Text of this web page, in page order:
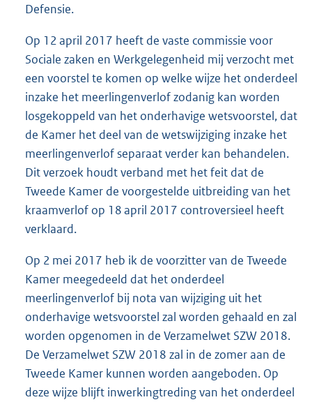
Defensie.
Op 12 april 2017 heeft de vaste commissie voor
Sociale zaken en Werkgelegenheid mij verzocht met
een voorstel te komen op welke wijze het onderdeel
inzake het meerlingenverlof zodanig kan worden
losgekoppeld van het onderhavige wetsvoorstel, dat
de Kamer het deel van de wetswijziging inzake het
meerlingenverlof separaat verder kan behandelen.
Dit verzoek houdt verband met het feit dat de
Tweede Kamer de voorgestelde uitbreiding van het
kraamverlof op 18 april 2017 controversieel heeft
verklaard.
Op 2 mei 2017 heb ik de voorzitter van de Tweede
Kamer meegedeeld dat het onderdeel
meerlingenverlof bij nota van wijziging uit het
onderhavige wetsvoorstel zal worden gehaald en zal
worden opgenomen in de Verzamelwet SZW 2018.
De Verzamelwet SZW 2018 zal in de zomer aan de
Tweede Kamer kunnen worden aangeboden. Op
deze wijze blijft inwerkingtreding van het onderdeel